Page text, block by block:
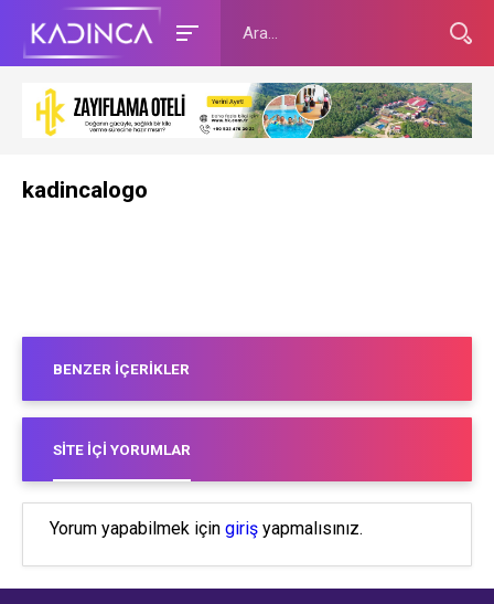
kadincalogo
BENZER İÇERIKLER
SITE İÇI YORUMLAR
Yorum yapabilmek için giriş yapmalısınız.